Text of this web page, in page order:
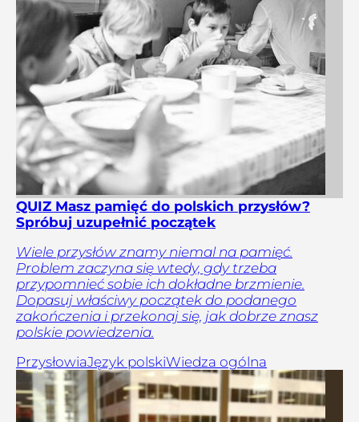
QUIZ Masz pamięć do polskich przysłów?
Spróbuj uzupełnić początek
Wiele przysłów znamy niemal na pamięć.
Problem zaczyna się wtedy, gdy trzeba
przypomnieć sobie ich dokładne brzmienie.
Dopasuj właściwy początek do podanego
zakończenia i przekonaj się, jak dobrze znasz
polskie powiedzenia.
PrzysłowiaJęzyk polskiWiedza ogólna